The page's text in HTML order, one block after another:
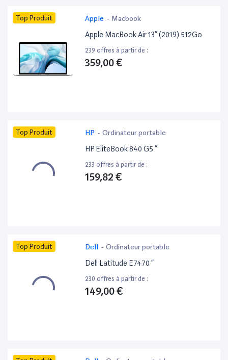
Top Produit Apple - Macbook
Apple MacBook Air 13” (2019) 512Go
239 offres à partir de :
359,00 €
Top Produit HP - Ordinateur portable
HP EliteBook 840 G5 ”
233 offres à partir de :
159,82 €
Top Produit Dell - Ordinateur portable
Dell Latitude E7470 ”
230 offres à partir de :
149,00 €